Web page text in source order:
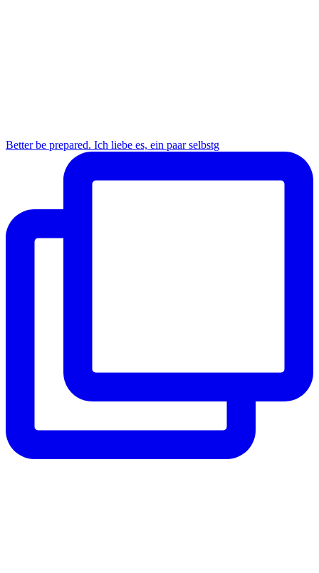
Better be prepared. Ich liebe es, ein paar selbstg